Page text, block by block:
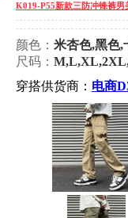
K019-P55新款三防冲锋裤
颜色： 米杏色,黑色,卡其
尺码：
穿搭供货商： 电商